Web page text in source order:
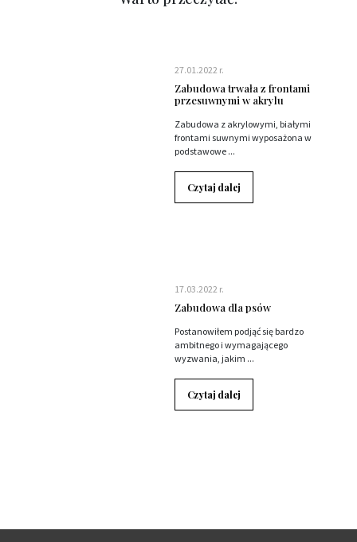
27.01.2022 r.
Zabudowa trwała z frontami
przesuwnymi w akrylu
Zabudowa z akrylowymi, białymi
frontami suwnymi wyposażona w
podstawowe ...
Czytaj dalej
17.03.2022 r.
Zabudowa dla psów
Postanowiłem podjąć się bardzo
ambitnego i wymagającego
wyzwania, jakim ...
Czytaj dalej